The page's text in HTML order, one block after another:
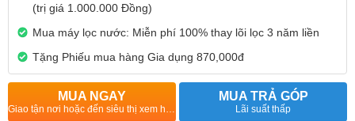
(trị giá 1.000.000 Đồng)
Mua máy lọc nước: Miễn phí 100% thay lõi lọc 3 năm liền
Tặng Phiếu mua hàng Gia dụng 870,000đ
MUA NGAY MUA TRẢ GÓP
Lãi suất thấp